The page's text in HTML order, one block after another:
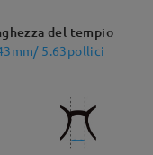
del tempio
5.63pollici